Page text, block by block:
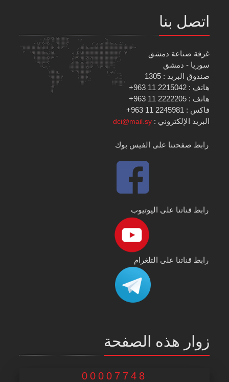
اتصل بنا
غرفة صناعة دمشق
سوريا - دمشق
صندوق البريد : 1305
هاتف : 2215042 11 963+
هاتف : 2222205 11 963+
فاكس : 2245981 11 963+
البريد الإلكتروني :dci@mail.sy
رابط صفحتنا على الفيس بوك
رابط قناتنا على اليوتيوب
رابط قناتنا على التلغرام
زوار هذه الصفحة
00007748